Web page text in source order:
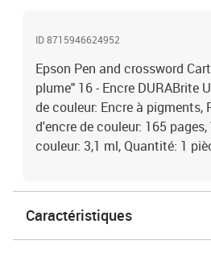
ID 8715946624952
Epson Pen and crossword
plume" 16 - Encre DURABrite
de couleur: Encre à pigments,
d'encre de couleur: 165
couleur: 3,1 ml, Quantité: 1
Caractéristiques